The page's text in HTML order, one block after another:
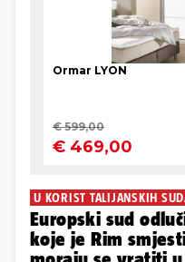
U KORIST TALIJANSKIH
Europski sud
koje je Rim